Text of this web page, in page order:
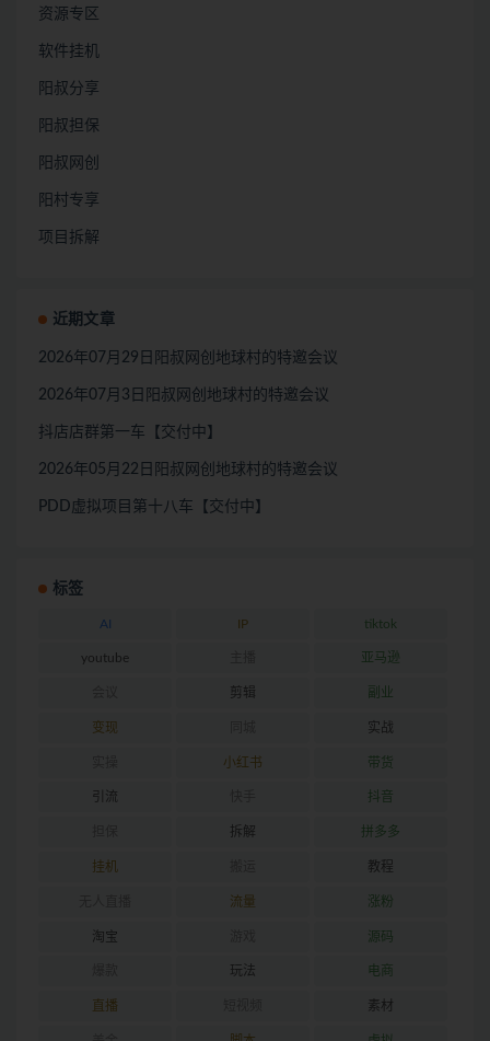
资源专区
软件挂机
阳叔分享
阳叔担保
阳叔网创
阳村专享
项目拆解
近期文章
2026年07月29日阳叔网创地球村的特邀会议
2026年07月3日阳叔网创地球村的特邀会议
抖店店群第一车【交付中】
2026年05月22日阳叔网创地球村的特邀会议
PDD虚拟项目第十八车【交付中】
标签
AI IP tiktok
youtube 亚马逊
剪辑 副业
变现 实战
小红书 带货
引流 抖音
拆解 拼多多
挂机 教程
流量 涨粉
淘宝 源码
玩法 电商
直播 素材